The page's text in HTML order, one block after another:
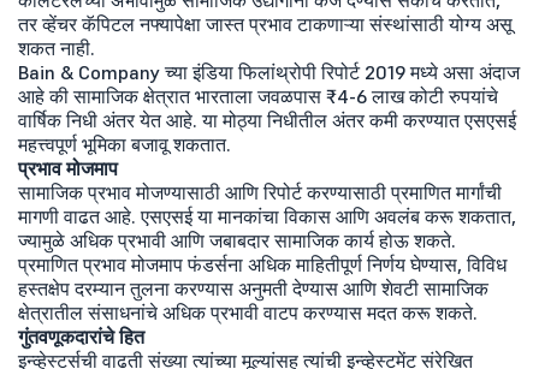
तर व्हेंचर कॅपिटल नफ्यापेक्षा जास्त प्रभाव टाकणाऱ्या संस्थांसाठी योग्य असू
शकत नाही.
Bain & Company च्या इंडिया फिलांथ्रोपी रिपोर्ट 2019 मध्ये असा अंदाज
आहे की सामाजिक क्षेत्रात भारताला जवळपास ₹4-6 लाख कोटी रुपयांचे
वार्षिक निधी अंतर येत आहे. या मोठ्या निधीतील अंतर कमी करण्यात एसएसई
महत्त्वपूर्ण भूमिका बजावू शकतात.
प्रभाव मोजमाप
सामाजिक प्रभाव मोजण्यासाठी आणि रिपोर्ट करण्यासाठी प्रमाणित मार्गांची
मागणी वाढत आहे. एसएसई या मानकांचा विकास आणि अवलंब करू शकतात,
ज्यामुळे अधिक प्रभावी आणि जबाबदार सामाजिक कार्य होऊ शकते.
प्रमाणित प्रभाव मोजमाप फंडर्सना अधिक माहितीपूर्ण निर्णय घेण्यास, विविध
हस्तक्षेप दरम्यान तुलना करण्यास अनुमती देण्यास आणि शेवटी सामाजिक
क्षेत्रातील संसाधनांचे अधिक प्रभावी वाटप करण्यास मदत करू शकते.
गुंतवणूकदारांचे हित
इन्व्हेस्टर्सची वाढती संख्या त्यांच्या मूल्यांसह त्यांची इन्व्हेस्टमेंट संरेखित